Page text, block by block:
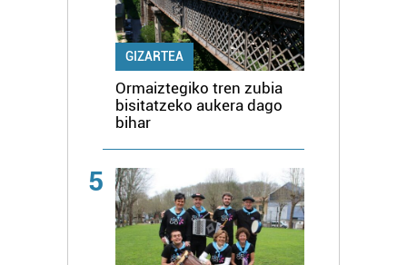
GIZARTEA
Ormaiztegiko tren zubia
bisitatzeko aukera dago
bihar
5